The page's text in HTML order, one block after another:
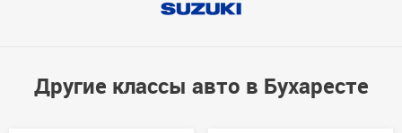
Другие классы авто в Бухаресте